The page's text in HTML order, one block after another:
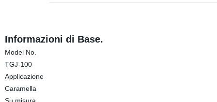
Informazioni di Base.
Model No.
TGJ-100
Applicazione
Caramella